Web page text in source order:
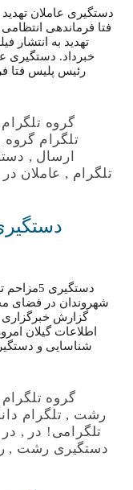
دستگیری عاملان
فتا فرماندهی
تهدید به انتشار
خبرداد. دستگیری
رئیس پلیس فتا
گروه تلگرام
تلگرام گروه,
ارسال,
تلگرام, عاملان در,
دستگیری 5مزاحم تلگرامی
شهروندان در فضای
گزارش خبرگزاری
گروه تلگرام
رشت, تلگرام
تلگرامی! در, در,
دستگیری رشت,